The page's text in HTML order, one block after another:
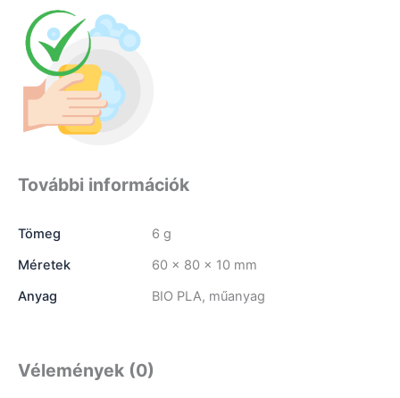
További információk
Tömeg
6 g
Méretek
60 × 80 × 10 mm
Anyag
BIO PLA, műanyag
Vélemények (0)